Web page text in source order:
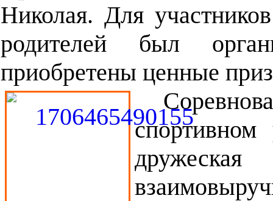
Николая. Для
родителей был
приобретены ценные
дружеская